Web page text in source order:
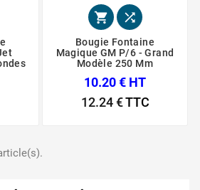
 
Bougie Fontaine
Magique GM P/6 - Grand
Modèle 250 Mm
10.20 € HT
12.24 €TTC